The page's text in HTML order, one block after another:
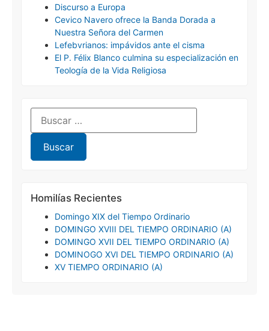
Discurso a Europa
Cevico Navero ofrece la Banda Dorada a
Nuestra Señora del Carmen
Lefebvrianos: impávidos ante el cisma
El P. Félix Blanco culmina su especialización en
Teología de la Vida Religiosa
Homilías Recientes
Domingo XIX del Tiempo Ordinario
DOMINGO XVIII DEL TIEMPO ORDINARIO (A)
DOMINGO XVII DEL TIEMPO ORDINARIO (A)
DOMINOGO XVI DEL TIEMPO ORDINARIO (A)
XV TIEMPO ORDINARIO (A)